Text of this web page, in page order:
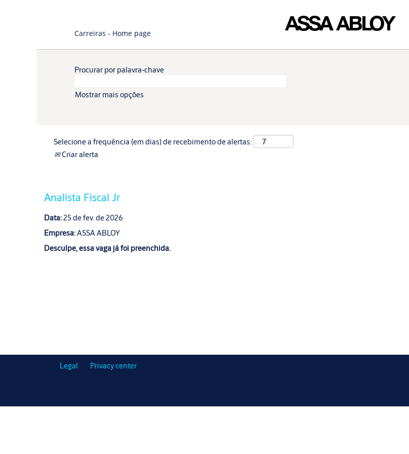
Carreiras - Home page
Procurar por palavra-chave
Mostrar mais opções
Selecione a frequência (em dias) de recebimento de alertas:
Criar alerta
Analista Fiscal Jr
Data:25 de fev. de 2026
Empresa:ASSA ABLOY
Desculpe, essa vaga já foi preenchida.
Legal Privacy center